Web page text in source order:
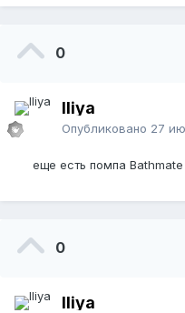
0
Iliya
Опубликовано 27
еще есть помпа
0
Iliya